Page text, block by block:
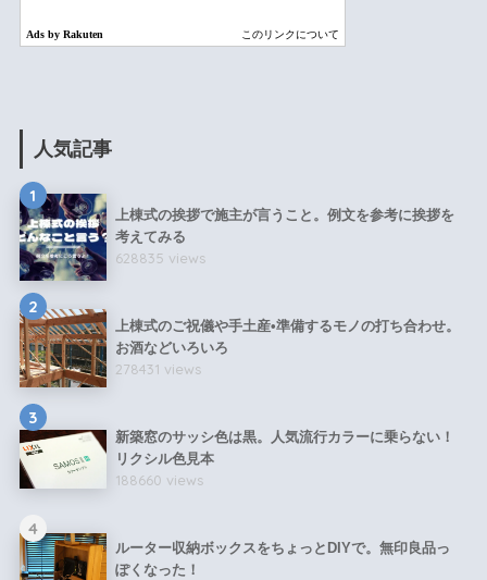
人気記事
1
上棟式の挨拶で施主が言うこと。例文を参考に挨拶を
考えてみる
628835 views
2
上棟式のご祝儀や手土産•準備するモノの打ち合わせ。
お酒などいろいろ
278431 views
3
新築窓のサッシ色は黒。人気流行カラーに乗らない！
リクシル色見本
188660 views
4
ルーター収納ボックスをちょっとDIYで。無印良品っ
ぽくなった！